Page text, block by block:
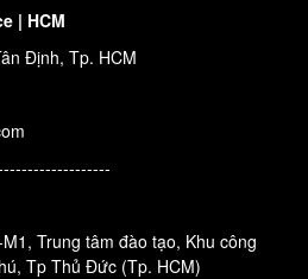
| HCM
Định, Tp. HCM
Trung tâm đào tạo, Khu công
Tp Thủ Đức (Tp. HCM)